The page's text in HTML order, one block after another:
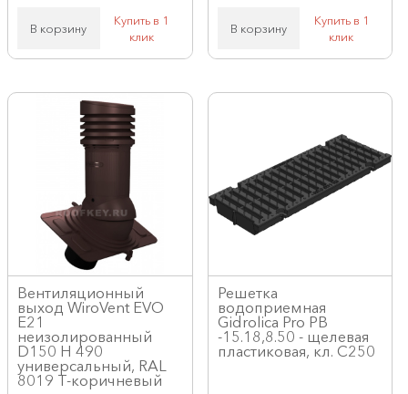
В корзину
Купить в 1
клик
В корзину
Купить в 1
клик
Вентиляционный
выход WiroVent EVO
E21
неизолированный
D150 Н 490
универсальный, RAL
8019 Т-коричневый
Решетка
водоприемная
Gidrolica Pro РВ
-15.18,8.50 - щелевая
пластиковая, кл. С250